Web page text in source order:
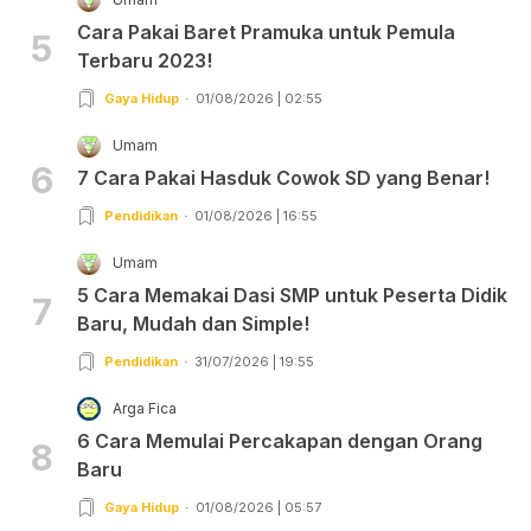
5
Cara Pakai Baret Pramuka untuk Pemula
Terbaru 2023!
Gaya Hidup 01/08/2026 | 02:55
6
Umam
7 Cara Pakai Hasduk Cowok SD yang Benar!
Pendidikan 01/08/2026 | 16:55
7
Umam
5 Cara Memakai Dasi SMP untuk Peserta Didik
Baru, Mudah dan Simple!
Pendidikan 31/07/2026 | 19:55
8
Arga Fica
6 Cara Memulai Percakapan dengan Orang
Baru
Gaya Hidup 01/08/2026 | 05:57